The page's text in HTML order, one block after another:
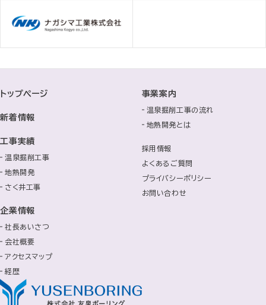
トップページ
新着情報
工事実績
温泉掘削工事
地熱開発
さく井工事
企業情報
社長あいさつ
会社概要
アクセスマップ
経歴
事業案内
温泉掘削工事の流れ
地熱開発とは
採用情報
よくあるご質問
プライバシーポリシー
お問い合わせ